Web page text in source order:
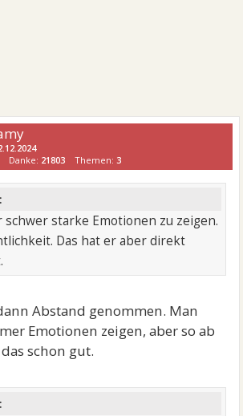
Danke: 21803 Themen: 3
schwer starke Emotionen zu zeigen.
Das hat er aber direkt
Abstand genommen. Man
Emotionen zeigen, aber so ab
schon gut.